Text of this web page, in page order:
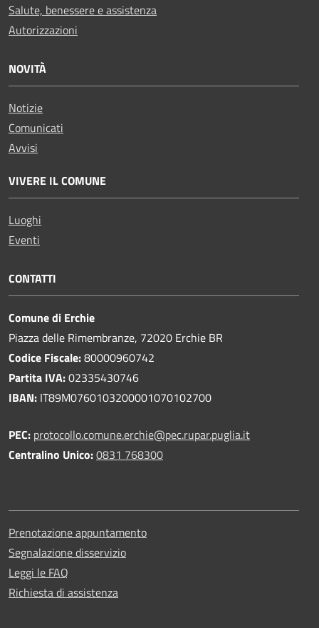
Salute, benessere e assistenza
Autorizzazioni
NOVITÀ
Notizie
Comunicati
Avvisi
VIVERE IL COMUNE
Luoghi
Eventi
CONTATTI
Comune di Erchie
Piazza delle Rimembranze, 72020 Erchie BR
Codice Fiscale:80000960742
Partita IVA:02335430746
IBAN: IT89M0760103200001070102700
PEC: protocollo.comune.erchie@pec.rupar.puglia.it
Centralino Unico:0831 768300
Prenotazione appuntamento
Segnalazione disservizio
Leggi le FAQ
Richiesta di assistenza